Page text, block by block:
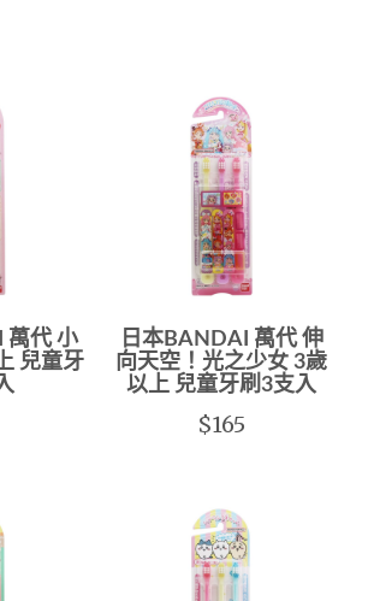
萬代 小
兒童牙
日本BANDAI 萬代 伸
向天空！光之少女 3歲
以上 兒童牙刷3支入
$165